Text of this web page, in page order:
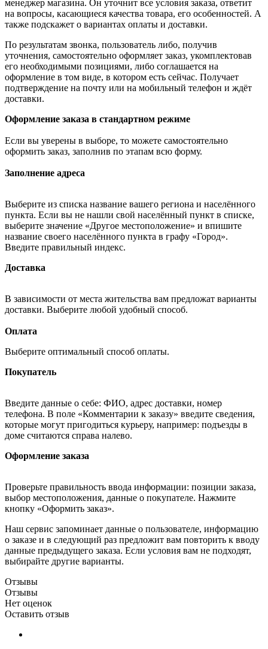
менеджер магазина. Он уточнит все условия заказа, ответит
на вопросы, касающиеся качества товара, его особенностей. А
также подскажет о вариантах оплаты и доставки.
По результатам звонка, пользователь либо, получив
уточнения, самостоятельно оформляет заказ, укомплектовав
его необходимыми позициями, либо соглашается на
оформление в том виде, в котором есть сейчас. Получает
подтверждение на почту или на мобильный телефон и ждёт
доставки.
Оформление заказа в стандартном режиме
Если вы уверены в выборе, то можете самостоятельно
оформить заказ, заполнив по этапам всю форму.
Заполнение адреса
Выберите из списка название вашего региона и населённого
пункта. Если вы не нашли свой населённый пункт в списке,
выберите значение «Другое местоположение» и впишите
название своего населённого пункта в графу «Город».
Введите правильный индекс.
Доставка
В зависимости от места жительства вам предложат варианты
доставки. Выберите любой удобный способ.
Оплата
Выберите оптимальный способ оплаты.
Покупатель
Введите данные о себе: ФИО, адрес доставки, номер
телефона. В поле «Комментарии к заказу» введите сведения,
которые могут пригодиться курьеру, например: подъезды в
доме считаются справа налево.
Оформление заказа
Проверьте правильность ввода информации: позиции заказа,
выбор местоположения, данные о покупателе. Нажмите
кнопку «Оформить заказ».
Наш сервис запоминает данные о пользователе, информацию
о заказе и в следующий раз предложит вам повторить к вводу
данные предыдущего заказа. Если условия вам не подходят,
выбирайте другие варианты.
Отзывы
Отзывы
Нет оценок
Оставить отзыв